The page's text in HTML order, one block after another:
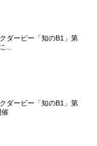
ダービー「知のB1」第
...
ダービー「知のB1」第